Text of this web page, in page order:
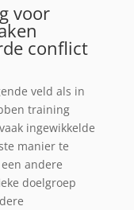
voor
conflict
veld als in
training
ingewikkelde
manier te
andere
doelgroep